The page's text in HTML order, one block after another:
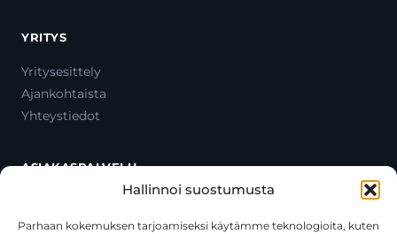
Hallinnoi suostumusta
Parhaan kokemuksen tarjoamiseksi käytämme teknologioita, kuten
YRITYS
Yritysesittely
Ajankohtaista
Yhteystiedot
ASIAKASPALVELU
Oma tili